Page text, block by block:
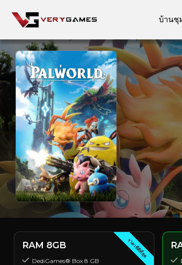
บ้านชุ
ราคาที่ดีที่สุด
RAM 8GB
DediGames® Box 8 GB